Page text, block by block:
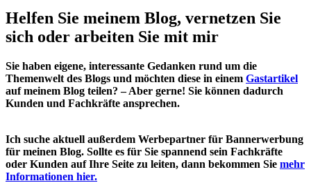
Helfen Sie meinem Blog, vernetzen Sie
sich oder arbeiten Sie mit mir
Sie haben eigene, interessante Gedanken rund um die
Themenwelt des Blogs und möchten diese in einem Gastartikel
auf meinem Blog teilen? – Aber gerne! Sie können dadurch
Kunden und Fachkräfte ansprechen.
Ich suche aktuell außerdem Werbepartner für Bannerwerbung
für meinen Blog. Sollte es für Sie spannend sein Fachkräfte
oder Kunden auf Ihre Seite zu leiten, dann bekommen Sie mehr
Informationen hier.